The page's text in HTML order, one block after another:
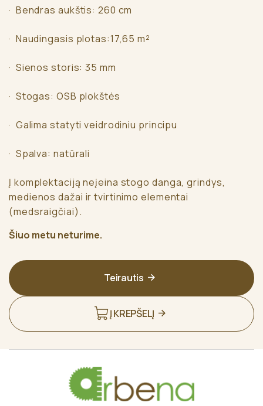
· Bendras aukštis: 260 cm
· Naudingasis plotas:17,65 m²
· Sienos storis: 35 mm
· Stogas: OSB plokštės
· Galima statyti veidrodiniu principu
· Spalva: natūrali
Į komplektaciją neįeina stogo danga, grindys,
medienos dažai ir tvirtinimo elementai
(medsraigčiai).
Šiuo metu neturime.
Teirautis
Į KREPŠELĮ